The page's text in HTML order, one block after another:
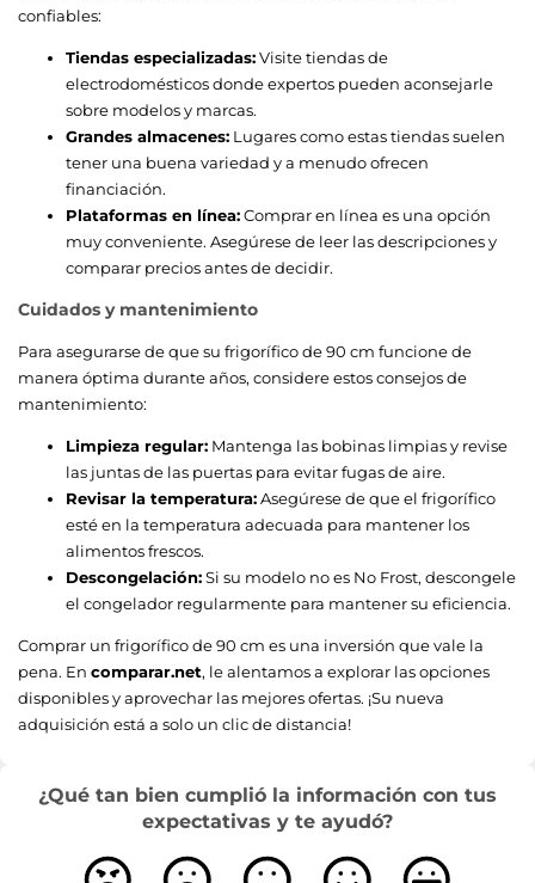
confiables:
Tiendas especializadas:Visite tiendas de
electrodomésticos donde expertos pueden aconsejarle
sobre modelos y marcas.
Grandes almacenes: Lugares como estas tiendas suelen
tener una buena variedad y a menudo ofrecen
financiación.
Plataformas en línea:Comprar en línea es una opción
muy conveniente. Asegúrese de leer las descripciones y
comparar precios antes de decidir.
Cuidados y mantenimiento
Para asegurarse de que su frigorífico de 90 cm funcione de
manera óptima durante años, considere estos consejos de
mantenimiento:
Limpieza regular: Mantenga las bobinas limpias y revise
las juntas de las puertas para evitar fugas de aire.
Revisar la temperatura:Asegúrese de que el frigorífico
esté en la temperatura adecuada para mantener los
alimentos frescos.
Descongelación:Si su modelo no es No Frost, descongele
el congelador regularmente para mantener su eficiencia.
Comprar un frigorífico de 90 cm es una inversión que vale la
pena. En comparar.net, le alentamos a explorar las opciones
disponibles y aprovechar las mejores ofertas. ¡Su nueva
adquisición está a solo un clic de distancia!
¿Qué tan bien cumplió la información con tus
expectativas y te ayudó?